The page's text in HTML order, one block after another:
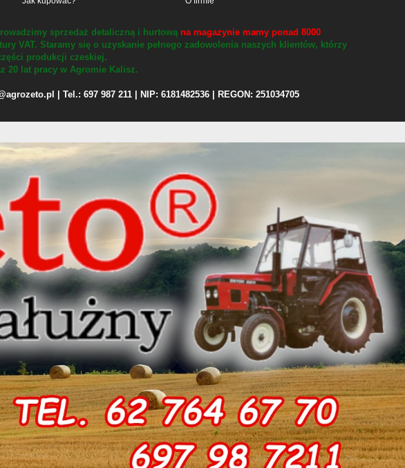
sprzedaż detaliczną i hurtową na magazynie mamy ponad 8000
VAT. Staramy się o uzyskanie pełnego zadowolenia naszych klientów, którzy
produkcji czeskiej.
20 lat pracy w Agromie Kalisz.
| Tel.: 697 987 211 | NIP: 6181482536 | REGON: 251034705